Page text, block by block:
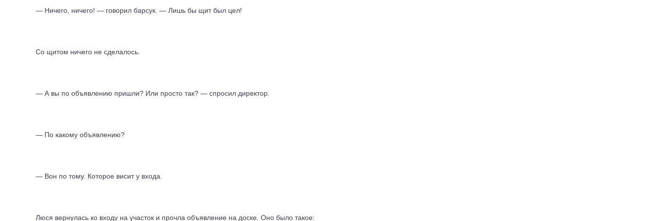
— Ничего, ничего! — говорил барсук. — Лишь бы щит был цел!
Со щитом ничего не сделалось.
— А вы по объявлению пришли? Или просто так? — спросил директор.
— По какому объявлению?
— Вон по тому. Которое висит у входа.
Люся вернулась ко входу на участок и прочла объявление на доске. Оно было такое: